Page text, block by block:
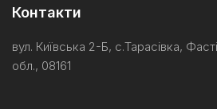
Контакти
вул. Київська 2-Б, с.Тарасівка,
обл., 08161